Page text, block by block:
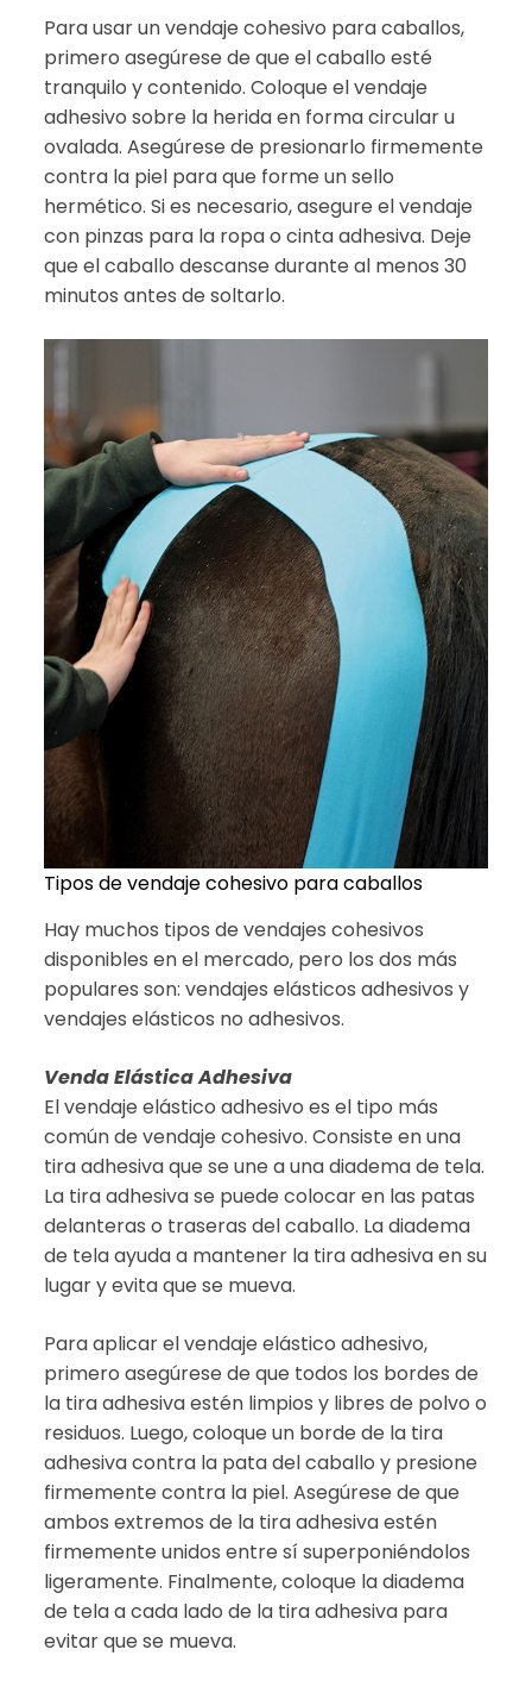
Para usar un vendaje cohesivo para caballos,
primero asegúrese de que el caballo esté
tranquilo y contenido. Coloque el vendaje
adhesivo sobre la herida en forma circular u
ovalada. Asegúrese de presionarlo firmemente
contra la piel para que forme un sello
hermético. Si es necesario, asegure el vendaje
con pinzas para la ropa o cinta adhesiva. Deje
que el caballo descanse durante al menos 30
minutos antes de soltarlo.
Tipos de vendaje cohesivo para caballos
Hay muchos tipos de vendajes cohesivos
disponibles en el mercado, pero los dos más
populares son: vendajes elásticos adhesivos y
vendajes elásticos no adhesivos.
Venda Elástica Adhesiva
El vendaje elástico adhesivo es el tipo más
común de vendaje cohesivo. Consiste en una
tira adhesiva que se une a una diadema de tela.
La tira adhesiva se puede colocar en las patas
delanteras o traseras del caballo. La diadema
de tela ayuda a mantener la tira adhesiva en su
lugar y evita que se mueva.
Para aplicar el vendaje elástico adhesivo,
primero asegúrese de que todos los bordes de
la tira adhesiva estén limpios y libres de polvo o
residuos. Luego, coloque un borde de la tira
adhesiva contra la pata del caballo y presione
firmemente contra la piel. Asegúrese de que
ambos extremos de la tira adhesiva estén
firmemente unidos entre sí superponiéndolos
ligeramente. Finalmente, coloque la diadema
de tela a cada lado de la tira adhesiva para
evitar que se mueva.